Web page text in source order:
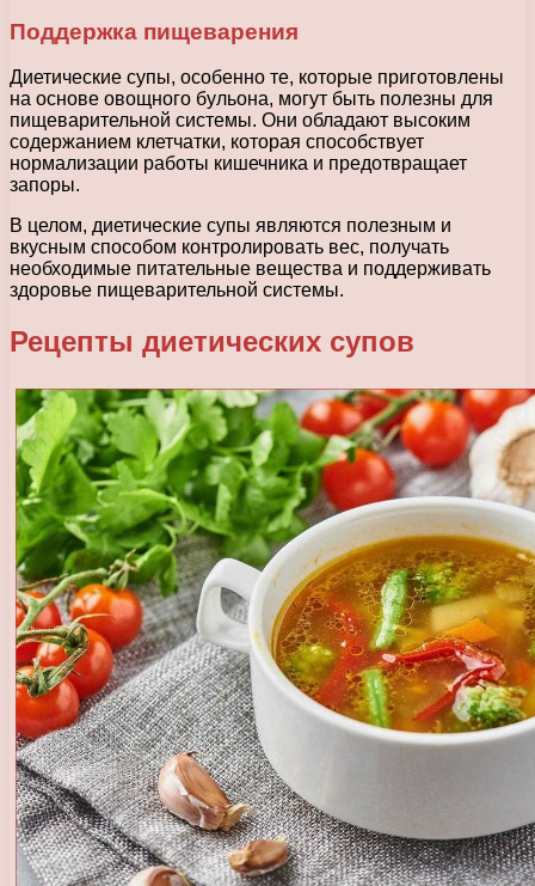
Поддержка пищеварения
Диетические супы, особенно те, которые приготовлены
на основе овощного бульона, могут быть полезны для
пищеварительной системы. Они обладают высоким
содержанием клетчатки, которая способствует
нормализации работы кишечника и предотвращает
запоры.
В целом, диетические супы являются полезным и
вкусным способом контролировать вес, получать
необходимые питательные вещества и поддерживать
здоровье пищеварительной системы.
Рецепты диетических супов